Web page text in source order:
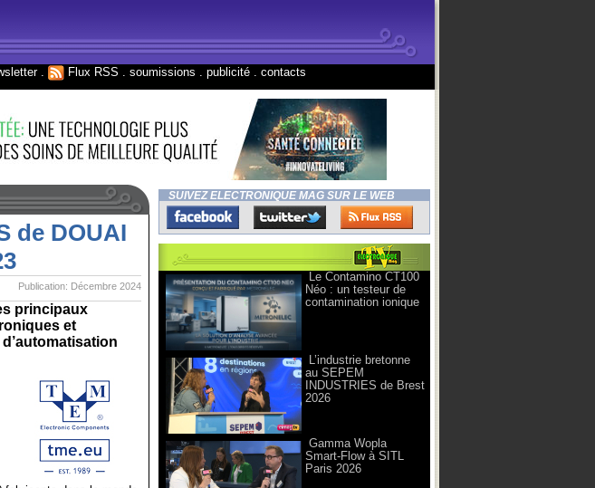
. Flux RSS soumissions publicité contacts
de DOUAI
Publication: Décembre 2024
principaux
et
SUIVEZ ELECTRONIQUE MAG SUR LE WEB
Le Contamino CT100
Néo : un testeur de
contamination ionique
L’industrie bretonne
au SEPEM
INDUSTRIES de Brest
2026
Gamma Wopla
Smart-Flow à SITL
Paris 2026